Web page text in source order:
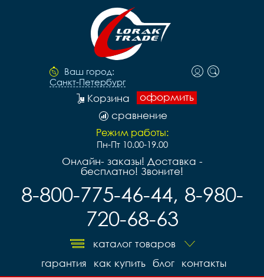
Ваш город:
Санкт-Петербург
оформить
Корзина
сравнение
Режим работы:
Пн-Пт 10.00-19.00
Онлайн- заказы! Доставка -
бесплатно! Звоните!
8-800-775-46-44, 8-980-
720-68-63
каталог товаров
контакты
блог
как купить
гарантия